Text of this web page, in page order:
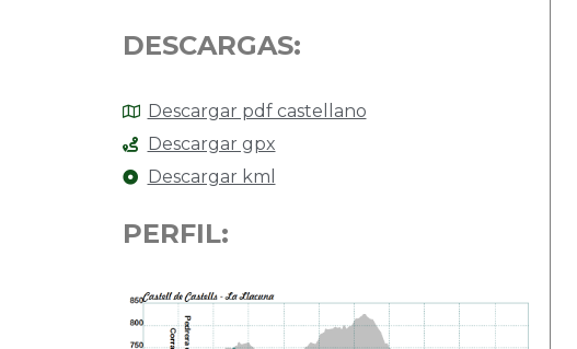
DESCARGAS:
Descargar pdf castellano
Descargar gpx
Descargar kml
PERFIL: